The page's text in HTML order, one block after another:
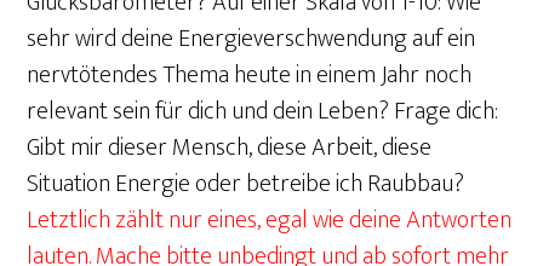
sehr wird deine Energieverschwendung auf ein
nervtötendes Thema heute in einem Jahr noch
relevant sein für dich und dein Leben? Frage dich:
Gibt mir dieser Mensch, diese Arbeit, diese
Situation Energie oder betreibe ich Raubbau?
Letztlich zählt nur eines, egal wie deine Antworten
lauten. Mache bitte unbedingt und ab sofort mehr